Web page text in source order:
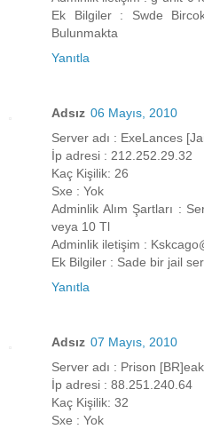
Ek Bilgiler : Swde
Bulunmakta
Yanıtla
Adsız 06 Mayıs, 2010
Server adı : ExeLances
İp adresi : 212.252.29.32
Kaç Kişilik: 26
Sxe : Yok
Adminlik Alım Şartları :
veya 10 Tl
Adminlik iletişim :
Ek Bilgiler : Sade bir jail
Yanıtla
Adsız 07 Mayıs, 2010
Server adı : Prison [BR]eak
İp adresi : 88.251.240.64
Kaç Kişilik: 32
Sxe : Yok